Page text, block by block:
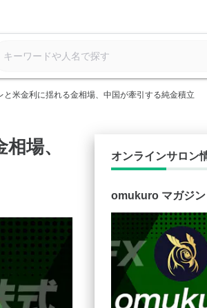
と米金利に揺れる金相場、中国が牽引する純金積立
場、
オンラインサロン
omukuro マガジン